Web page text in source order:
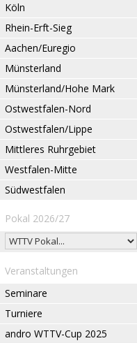
Köln
Rhein-Erft-Sieg
Aachen/Euregio
Münsterland
Münsterland/Hohe Mark
Ostwestfalen-Nord
Ostwestfalen/Lippe
Mittleres Ruhrgebiet
Westfalen-Mitte
Südwestfalen
Pokal 2026/27
Veranstaltungen
Seminare
Turniere
andro WTTV-Cup 2025